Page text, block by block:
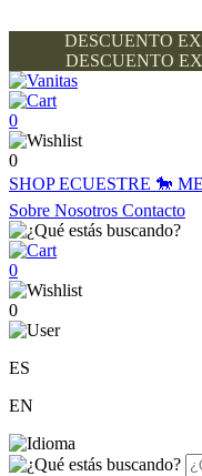
DESCUENTO
DESCUENTO
0
0
SHOPECUESTRE 🐎
Sobre Nosotros Contacto
0
0
ES
EN